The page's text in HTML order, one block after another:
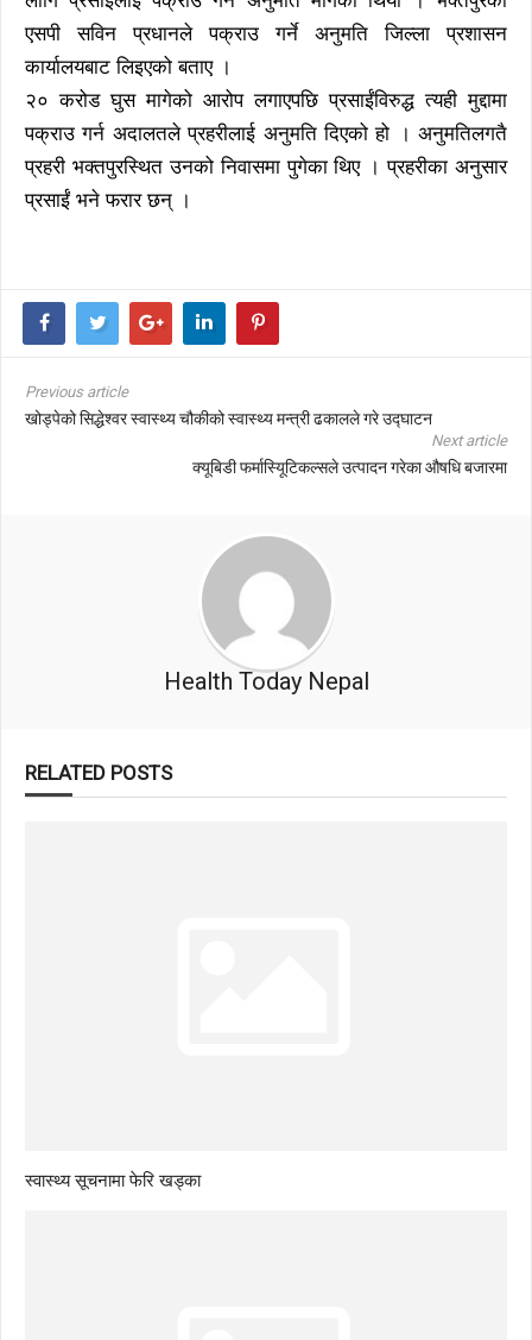
एसपी सविन प्रधानले पक्राउ गर्ने अनुमति जिल्ला प्रशासन
कार्यालयबाट लिइएको बताए ।
२० करोड घुस मागेको आरोप लगाएपछि प्रसाईंविरुद्ध त्यही मुद्दामा
पक्राउ गर्न अदालतले प्रहरीलाई अनुमति दिएको हो । अनुमतिलगतै
प्रहरी भक्तपुरस्थित उनको निवासमा पुगेका थिए । प्रहरीका अनुसार
प्रसाईं भने फरार छन् ।
Previous article
खोड्पेको सिद्धेश्वर स्वास्थ्य चौकीको स्वास्थ्य मन्त्री ढकालले गरे उद्घाटन
Next article
क्यूबिडी फर्मास्यिूटिकल्सले उत्पादन गरेका औषधि बजारमा
Health Today Nepal
RELATED POSTS
स्वास्थ्य सूचनामा फेरि खड्का